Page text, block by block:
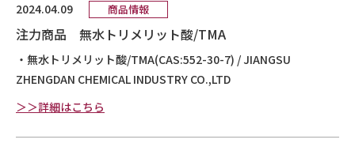
2024.04.09 商品情報
注力商品 無水トリメリット酸/TMA
・無水トリメリット酸/TMA(CAS:552-30-7) / JIANGSU
ZHENGDAN CHEMICAL INDUSTRY CO.,LTD
＞＞詳細はこちら